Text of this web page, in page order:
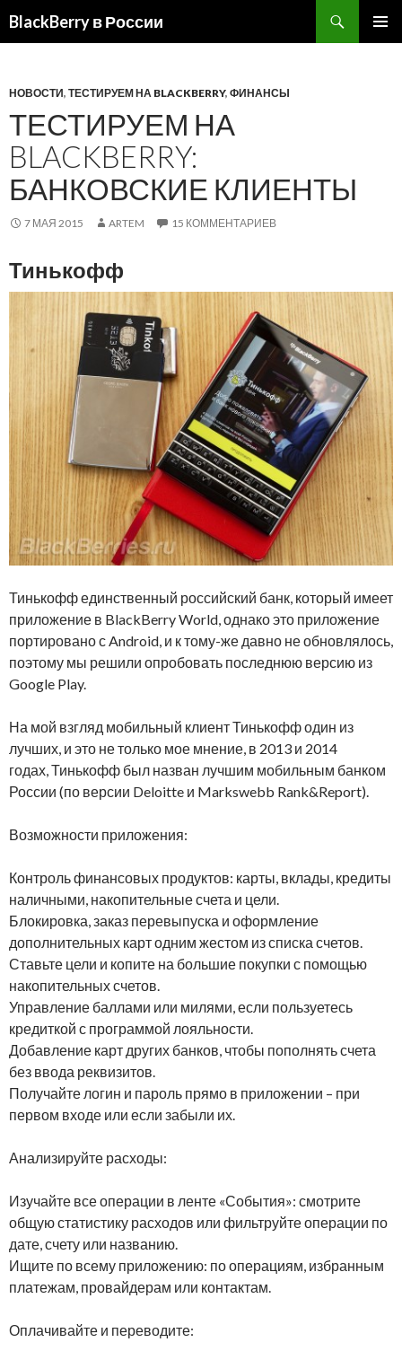
BlackBerry в России
НОВОСТИ, ТЕСТИРУЕМ НА BLACKBERRY, ФИНАНСЫ
ТЕСТИРУЕМ НА
BLACKBERRY:
БАНКОВСКИЕ КЛИЕНТЫ
7 МАЯ 2015 ARTEM 15 КОММЕНТАРИЕВ
Тинькофф
Тинькофф единственный российский банк, который имеет
приложение в BlackBerry World, однако это приложение
портировано с Android, и к тому-же давно не обновлялось,
поэтому мы решили опробовать последнюю версию из
Google Play.
На мой взгляд мобильный клиент Тинькофф один из
лучших, и это не только мое мнение, в 2013 и 2014
годах, Тинькофф был назван лучшим мобильным банком
России (по версии Deloitte и Markswebb Rank&Report).
Возможности приложения:
Контроль финансовых продуктов: карты, вклады, кредиты
наличными, накопительные счета и цели.
Блокировка, заказ перевыпуска и оформление
дополнительных карт одним жестом из списка счетов.
Ставьте цели и копите на большие покупки с помощью
накопительных счетов.
Управление баллами или милями, если пользуетесь
кредиткой с программой лояльности.
Добавление карт других банков, чтобы пополнять счета
без ввода реквизитов.
Получайте логин и пароль прямо в приложении – при
первом входе или если забыли их.
Анализируйте расходы:
Изучайте все операции в ленте «События»: смотрите
общую статистику расходов или фильтруйте операции по
дате, счету или названию.
Ищите по всему приложению: по операциям, избранным
платежам, провайдерам или контактам.
Оплачивайте и переводите: